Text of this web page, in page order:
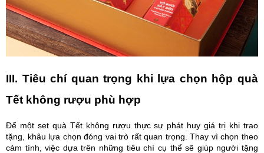
III. Tiêu chí quan trọng khi lựa chọn hộp quà
Tết không rượu phù hợp
Để một set quà Tết không rượu thực sự phát huy giá trị khi trao
tặng, khâu lựa chọn đóng vai trò rất quan trọng. Thay vì chọn theo
cảm tính, việc dựa trên những tiêu chí cụ thể sẽ giúp người tặng